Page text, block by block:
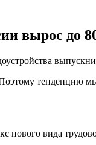
вырос до
Поэтому
нового вида